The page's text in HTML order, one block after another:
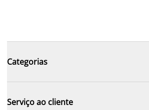
Categorias
Serviço ao cliente